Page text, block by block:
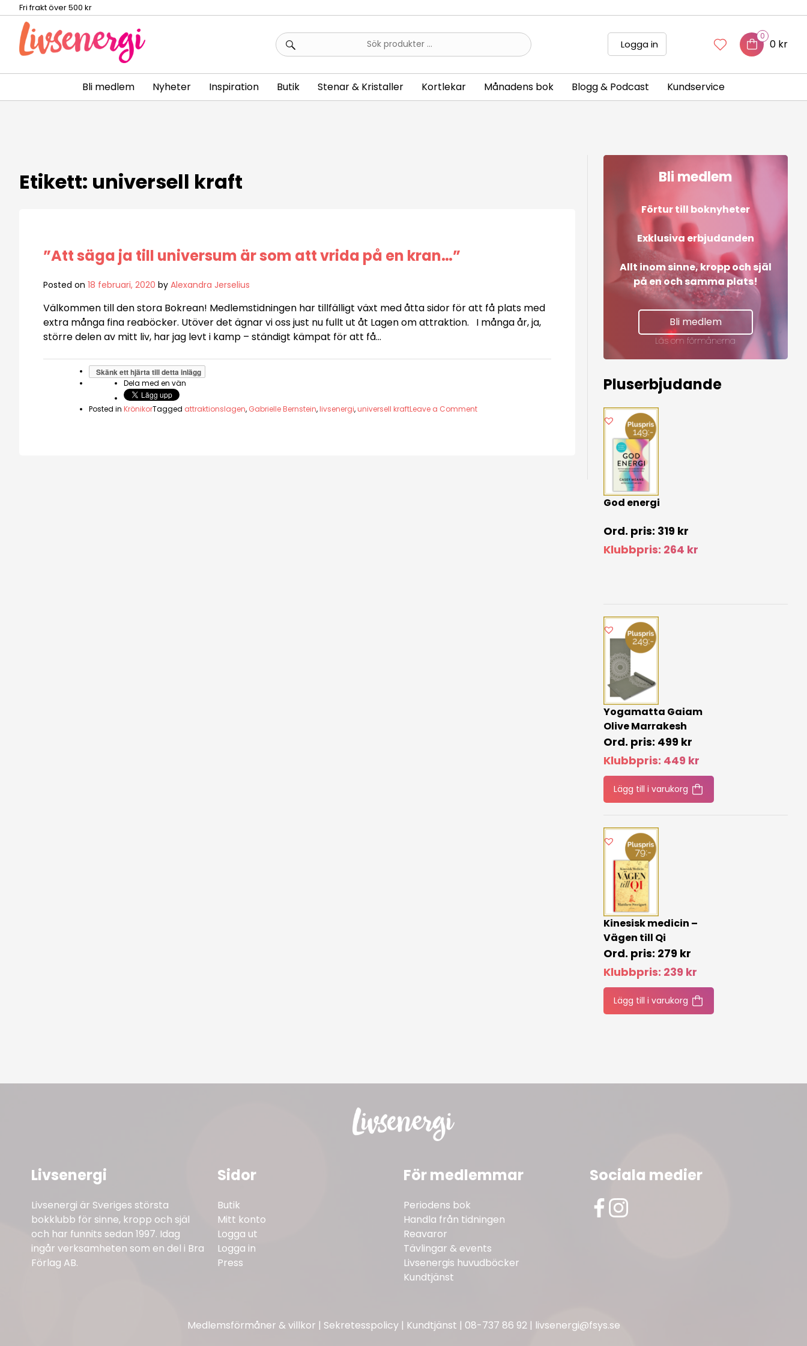
Fri frakt över 500 kr
Sök
efter:
Logga in
0
0 kr
Bli medlem Nyheter Inspiration Butik Stenar & Kristaller Kortlekar Månadens bok Blogg & Podcast Kundservice
Etikett: universell kraft
”Att säga ja till universum är som att vrida på en kran…”
Posted on 18 februari, 2020 by Alexandra Jerselius
Välkommen till den stora Bokrean! Medlemstidningen har tillfälligt växt med åtta sidor för att få plats med
extra många fina reaböcker. Utöver det ägnar vi oss just nu fullt ut åt Lagen om attraktion. I många år, ja,
större delen av mitt liv, har jag levt i kamp – ständigt kämpat för att få…
Skänk ett hjärta till detta inlägg
Dela med en vän
Posted in KrönikorTagged attraktionslagen, Gabrielle Bernstein,livsenergi,universell kraftLeave a Commenton
Bli medlem
Förtur till boknyheter
Exklusiva erbjudanden
Allt inom sinne, kropp och själ
på en och samma plats!
Bli medlem
Läs om förmånerna
Pluserbjudande
God energi
319 kr
Klubbpris: 264 kr
Yogamatta Gaiam
Olive Marrakesh
499 kr
Klubbpris: 449 kr
Lägg till i varukorg
Kinesisk medicin –
Vägen till Qi
279 kr
Klubbpris: 239 kr
Lägg till i varukorg
Livsenergi
Livsenergi är Sveriges största
bokklubb för sinne, kropp och själ
och har funnits sedan 1997. Idag
ingår verksamheten som en del i Bra
Förlag AB.
Sidor
Butik
Mitt konto
Logga ut
Logga in
Press
För medlemmar
Periodens bok
Handla från tidningen
Reavaror
Tävlingar & events
Livsenergis huvudböcker
Kundtjänst
Sociala medier
Medlemsförmåner & villkor | Sekretesspolicy| Kundtjänst | 08-737 86 92| livsenergi@fsys.se